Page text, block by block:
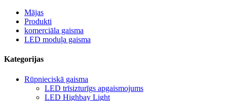
Mājas
Produkti
komerciāla gaisma
LED moduļa gaisma
Kategorijas
Rūpnieciskā gaisma
LED trīsizturīgs apgaismojums
LED Highbay Light